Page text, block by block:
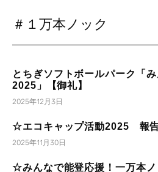
＃１万本ノック
とちぎソフトボールパーク「
2025」【御礼】
2025年12月3日
☆エコキャップ活動2025 報
2025年11月30日
☆みんなで能登応援！一万本